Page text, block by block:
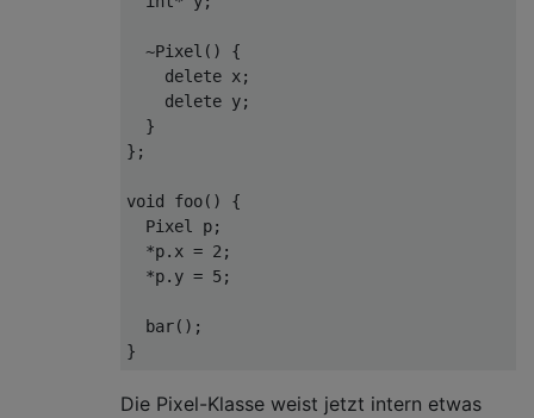
  ~Pixel() {
delete x;
delete y;
  }
};
void foo()
{
  Pixel p;
  *p.x =
2 ;
  *p.y =
5;
  bar();
Die Pixel-Klasse weist jetzt intern etwas